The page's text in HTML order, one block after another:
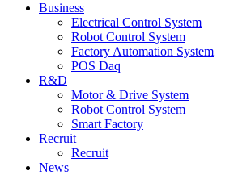
Business
Electrical Control System
Robot Control System
Factory Automation System
POS Daq
R&D
Motor & Drive System
Robot Control System
Smart Factory
Recruit
Recruit
News